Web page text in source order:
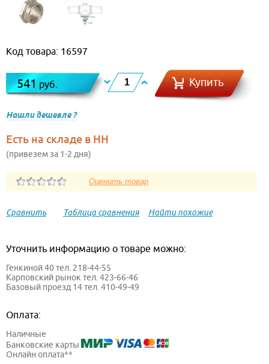
Код товара: 16597
541 руб. Купить
Нашли дешевле ?
Есть на складе в НН
(привезем за 1-2 дня)
Сравнить Таблица сравнения Найти похожие
Уточнить информацию о товаре можно:
Генкиной 40 тел. 218-44-55
Карповский рынок тел. 423-66-46
Базовый проезд 14 тел. 410-49-49
Оплата:
Наличные
Банковские карты
Онлайн оплата**